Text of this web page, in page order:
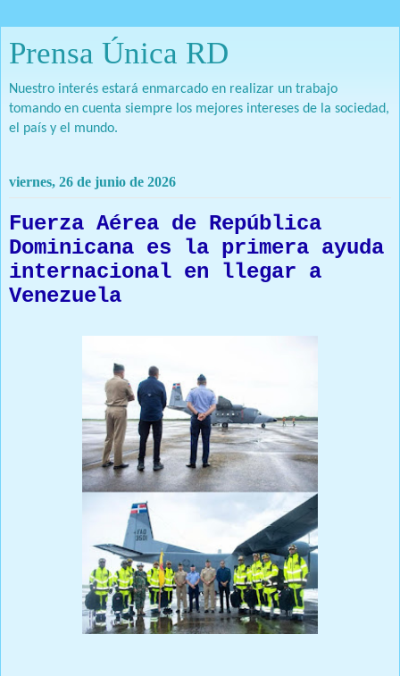
Prensa Única RD
Nuestro interés estará enmarcado en realizar un trabajo
tomando en cuenta siempre los mejores intereses de la sociedad,
el país y el mundo.
viernes, 26 de junio de 2026
Fuerza Aérea de República
Dominicana es la primera ayuda
internacional en llegar a
Venezuela